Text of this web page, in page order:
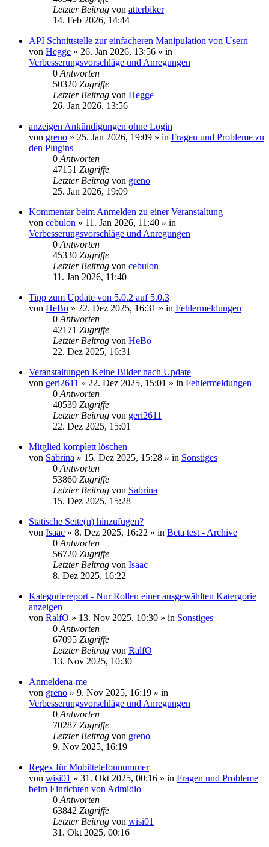
Letzter Beitrag von atterbiker
14. Feb 2026, 14:44
API Schnittstelle zur einfacheren Manipulation von Usern
von Hegge » 26. Jan 2026, 13:56 » in
Verbesserungsvorschläge und Anregungen
0 Antworten
50320 Zugriffe
Letzter Beitrag von Hegge
26. Jan 2026, 13:56
anzeigen Ankündigungen ohne Login
von greno » 25. Jan 2026, 19:09 » in Fragen und Probleme zu
den Plugins
0 Antworten
47151 Zugriffe
Letzter Beitrag von greno
25. Jan 2026, 19:09
Kommentar beim Anmelden zu einer Veranstaltung
von cebulon » 11. Jan 2026, 11:40 » in
Verbesserungsvorschläge und Anregungen
0 Antworten
45330 Zugriffe
Letzter Beitrag von cebulon
11. Jan 2026, 11:40
Tipp zum Update von 5.0.2 auf 5.0.3
von HeBo » 22. Dez 2025, 16:31 » in Fehlermeldungen
0 Antworten
42171 Zugriffe
Letzter Beitrag von HeBo
22. Dez 2025, 16:31
Veranstaltungen Keine Bilder nach Update
von geri2611 » 22. Dez 2025, 15:01 » in Fehlermeldungen
0 Antworten
40539 Zugriffe
Letzter Beitrag von geri2611
22. Dez 2025, 15:01
Mitglied komplett löschen
von Sabrina » 15. Dez 2025, 15:28 » in Sonstiges
0 Antworten
53860 Zugriffe
Letzter Beitrag von Sabrina
15. Dez 2025, 15:28
Statische Seite(n) hinzufügen?
von Isaac » 8. Dez 2025, 16:22 » in Beta test - Archive
0 Antworten
56720 Zugriffe
Letzter Beitrag von Isaac
8. Dez 2025, 16:22
Kategoriereport - Nur Rollen einer ausgewählten Katergorie
anzeigen
von RalfO » 13. Nov 2025, 10:30 » in Sonstiges
0 Antworten
67095 Zugriffe
Letzter Beitrag von RalfO
13. Nov 2025, 10:30
Anmeldena-me
von greno » 9. Nov 2025, 16:19 » in
Verbesserungsvorschläge und Anregungen
0 Antworten
70287 Zugriffe
Letzter Beitrag von greno
9. Nov 2025, 16:19
Regex für Mobiltelefonnummer
von wisi01 » 31. Okt 2025, 00:16 » in Fragen und Probleme
beim Einrichten von Admidio
0 Antworten
63842 Zugriffe
Letzter Beitrag von wisi01
31. Okt 2025, 00:16